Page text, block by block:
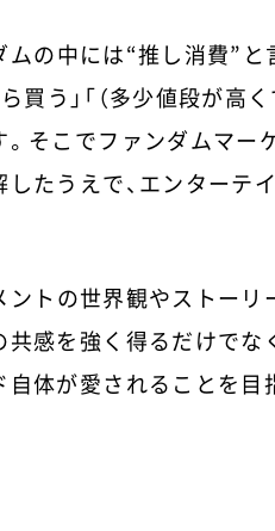
ムの中には“推し消費”
買う」「（多少値段が高
そこでファンダムマー
たうえで、エンターテ
トの世界観やストーリ
感を強く得るだけでな
体が愛されることを目